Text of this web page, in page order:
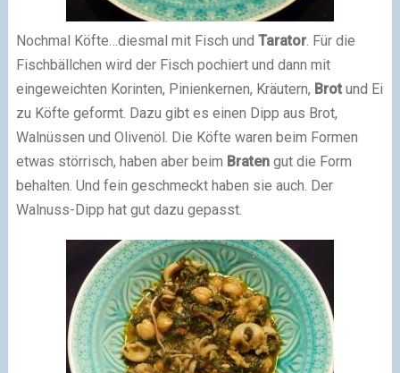
Nochmal Köfte…diesmal mit Fisch und Tarator. Für die
Fischbällchen wird der Fisch pochiert und dann mit
eingeweichten Korinten, Pinienkernen, Kräutern, Brotund Ei
zu Köfte geformt. Dazu gibt es einen Dipp aus Brot,
Walnüssen und Olivenöl. Die Köfte waren beim Formen
etwas störrisch, haben aber beim Bratengut die Form
behalten. Und fein geschmeckt haben sie auch. Der
Walnuss-Dipp hat gut dazu gepasst.